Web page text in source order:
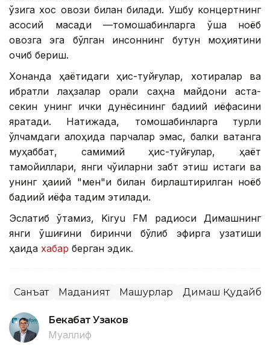
ўзига хос овози билан билади. Ушбу концертнинг
асосий мақсади —томошабинларга ўша ноёб
овозга эга бўлган инсоннинг бутун моҳиятини
очиб бериш.
Хонанда ҳаётидаги ҳис-туйғулар, хотиралар ва
ибратли лаҳзалар орқали саҳна майдони аста-
секин унинг ички дунёсининг бадиий қиёфасини
яратади. Натижада, томошабинларга турли
ўлчамдаги алоҳида парчалар эмас, балки ватанга
муҳаббат, самимий ҳис-туйғулар, ҳаёт
тамойиллари, янги чўққиларни забт этиш истаги ва
унинг ҳақиқий "мен"и билан бирлаштирилган ноёб
бадиий қиёфа тақдим этилади.
Эслатиб ўтамиз, Kiryu FM радиоси Димашнинг
янги қўшиғини биринчи бўлиб эфирга узатиши
ҳақида хабар берган эдик.
Санъат Маданият Машҳурлар Димаш
Бекабат Узаков
Муаллиф